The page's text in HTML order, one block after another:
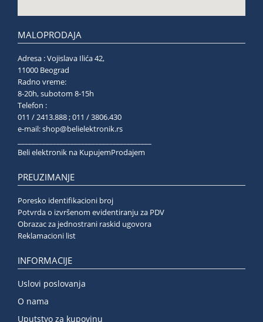
MALOPRODAJA
Adresa : Vojislava Ilića 42,
11000 Beograd
Radno vreme:
8-20h, subotom 8-15h
Telefon :
011 / 2413.888 ; 011 / 3806.430
e-mail:shop@belielektronik.rs
Beli elektronik na KupujemProdajem
PREUZIMANJE
Poresko identifikacioni broj
Potvrda o izvršenom evidentiranju za PDV
Obrazac za jednostrani raskid ugovora
Reklamacioni list
INFORMACIJE
Uslovi poslovanja
O nama
Uputstvo za kupovinu